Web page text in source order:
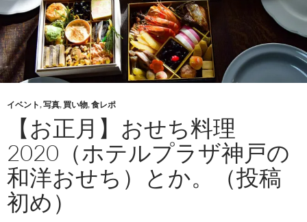
イベント,写真, 買い物,食レポ
【お正月】おせち料理
2020（ホテルプラザ神戸の
和洋おせち）とか。（投稿
初め）